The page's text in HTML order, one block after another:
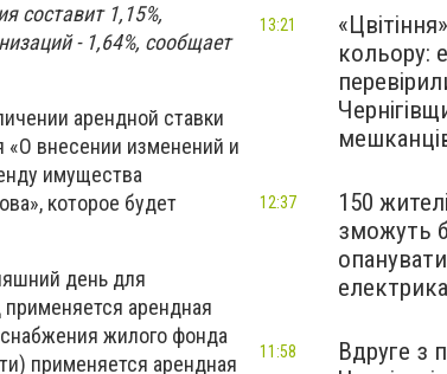
составит 1,15%,
- 1,64%, сообщает
арендной ставки
внесении изменений и
имущества
которое будет
день для
арендная
жилого фонда
применяется арендная
кольору:
13:21
150
зможуть
електрика
12:37
Вдруге з
11:58